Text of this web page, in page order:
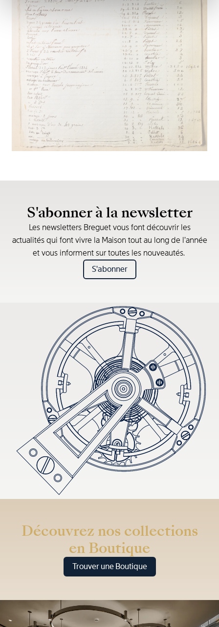
S'abonner à la newsletter
Les newsletters Breguet vous font découvrir les
actualités qui font vivre la Maison tout au long de l’année
et vous informent sur toutes les nouveautés.
S'abonner
Découvrez nos collections
en Boutique
Trouver une Boutique